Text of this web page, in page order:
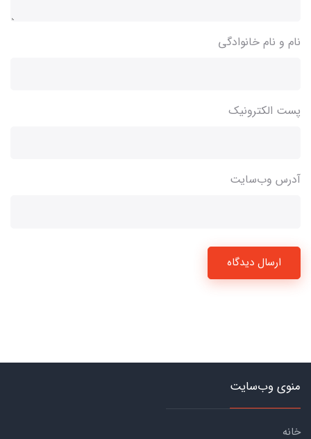
نام و نام خانوادگی
پست الکترونیک
آدرس وب‌سایت
ارسال دیدگاه
منوی وب‌سایت
خانه